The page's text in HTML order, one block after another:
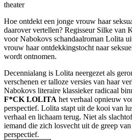
theater
Hoe ontdekt een jonge vrouw haar
daarover vertellen? Regisseur Silke van
voor Nabokovs schandaalroman Lolita
vrouw haar ontdekkingstocht naar
wordt ontnomen.
Decennialang is Lolita neergezet als
verschenen er talloze versies van haar
Nabokovs literaire klassieker radicaal
F*CK LOLITA het verhaal opnieuw
perspectief. Lolita stapt uit de kooi van
verhaal en lichaam terug. Niet als
iemand die zich losvecht uit de greep
perspectief.